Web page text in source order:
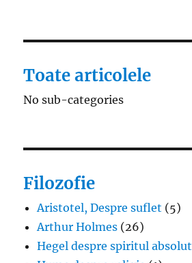
Toate articolele
No sub-categories
Filozofie
Aristotel, Despre suflet (5)
Arthur Holmes (26)
Hegel despre spiritul absolut